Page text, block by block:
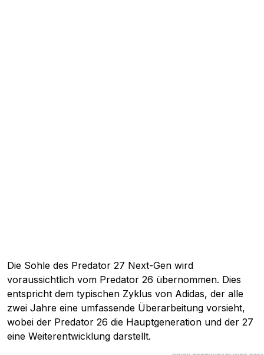
Die Sohle des Predator 27 Next-Gen wird
voraussichtlich vom Predator 26 übernommen. Dies
entspricht dem typischen Zyklus von Adidas, der alle
zwei Jahre eine umfassende Überarbeitung vorsieht,
wobei der Predator 26 die Hauptgeneration und der 27
eine Weiterentwicklung darstellt.